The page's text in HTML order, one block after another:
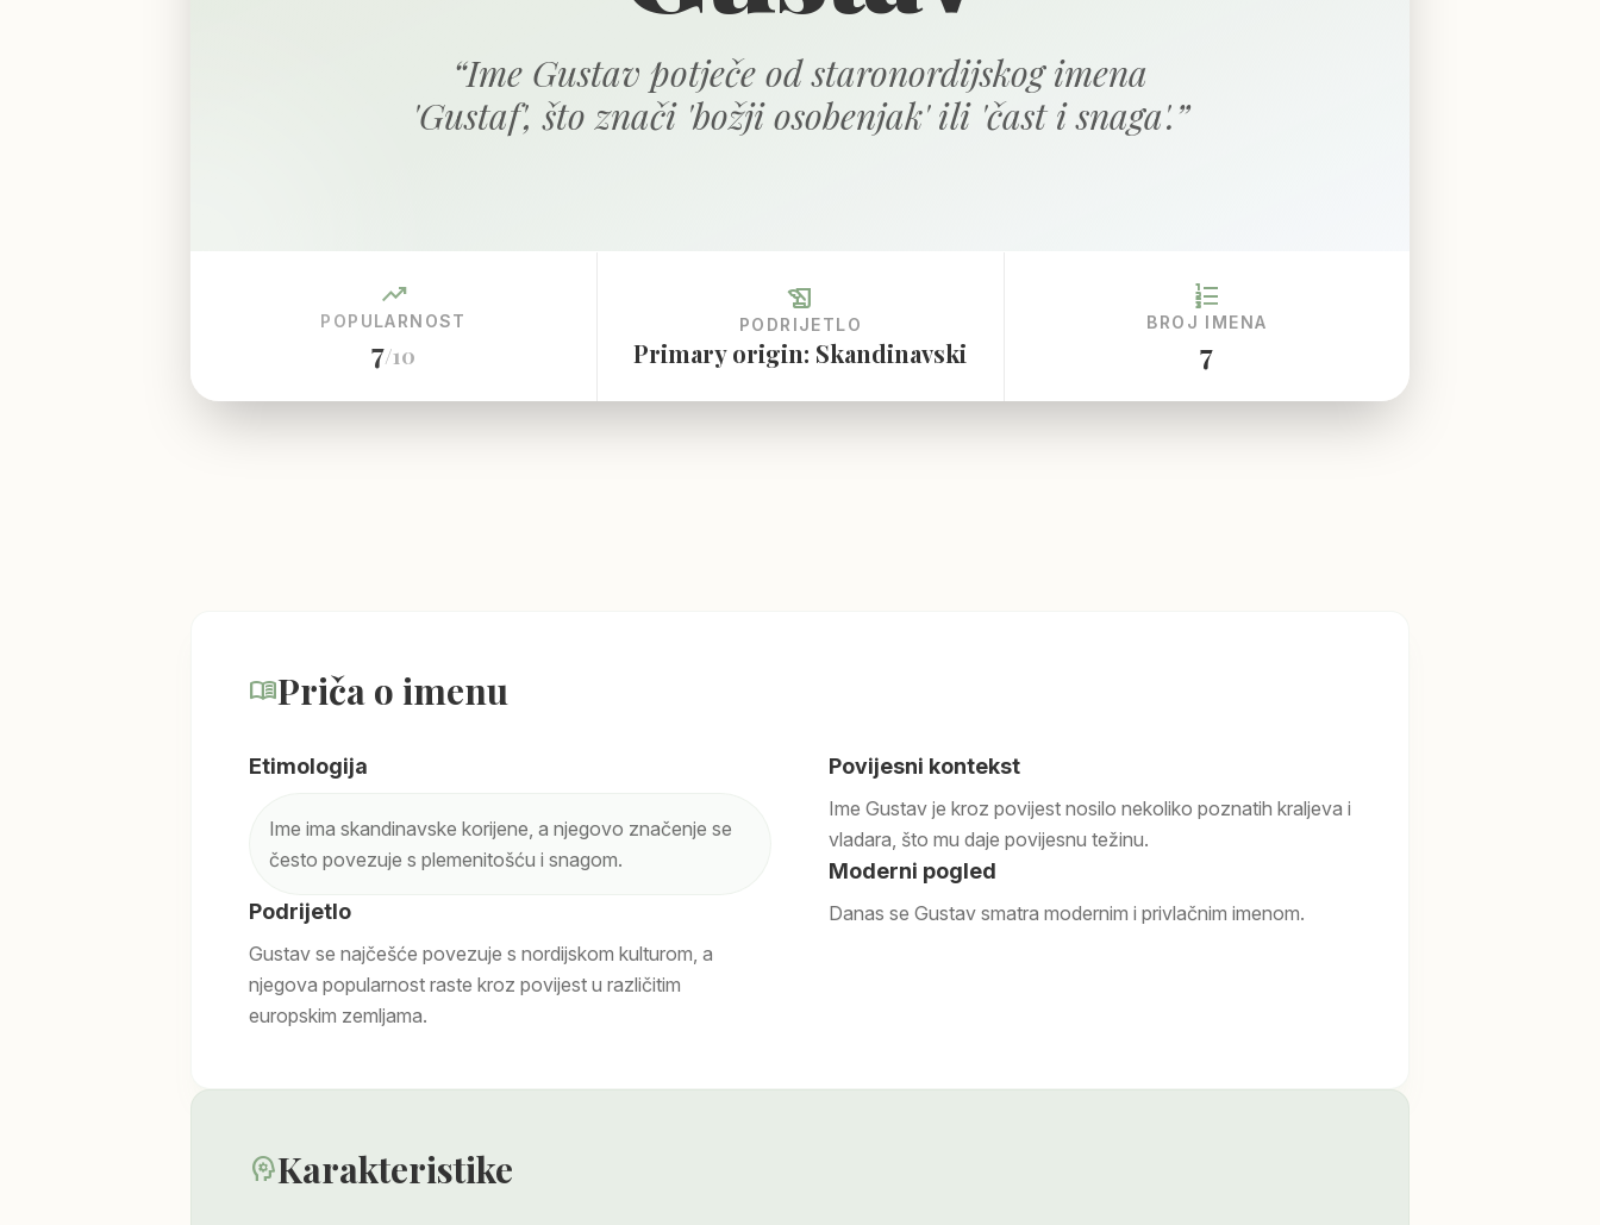
“Ime Gustav potječe od staronordijskog imena
'Gustaf', što znači 'božji osobenjak' ili 'čast i snaga'.”
trending_up
POPULARNOST
7/10
history_edu
PODRIJETLO
Primary origin: Skandinavski
format_list_numbered
BROJ IMENA
7
menu_bookPriča o imenu
Etimologija
Ime ima skandinavske korijene, a njegovo značenje se
često povezuje s plemenitošću i snagom.
Podrijetlo
Gustav se najčešće povezuje s nordijskom kulturom, a
njegova popularnost raste kroz povijest u različitim
europskim zemljama.
Povijesni kontekst
Ime Gustav je kroz povijest nosilo nekoliko poznatih kraljeva i
vladara, što mu daje povijesnu težinu.
Moderni pogled
Danas se Gustav smatra modernim i privlačnim imenom.
psychologyKarakteristike